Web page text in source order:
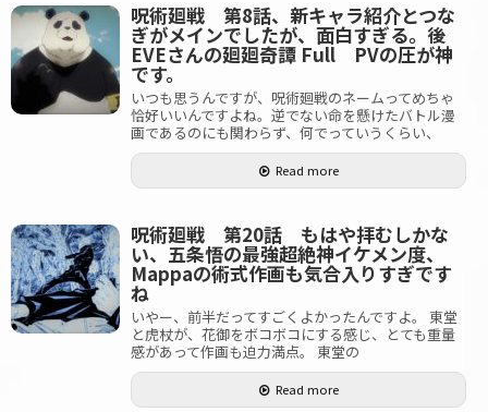
呪術廻戦 第8話、新キャラ紹介とつな
ぎがメインでしたが、面白すぎる。後
EVEさんの廻廻奇譚 Full PVの圧が神
です。
いつも思うんですが、呪術廻戦のネームってめちゃ
恰好いいんですよね。逆でない命を懸けたバトル漫
画であるのにも関わらず、何でっていうくらい、
Read more
呪術廻戦 第20話 もはや拝むしかな
い、五条悟の最強超絶神イケメン度、
Mappaの術式作画も気合入りすぎです
ね
いやー、前半だってすごくよかったんですよ。 東堂
と虎杖が、花御をボコボコにする感じ、とても重量
感があって作画も迫力満点。 東堂の
Read more